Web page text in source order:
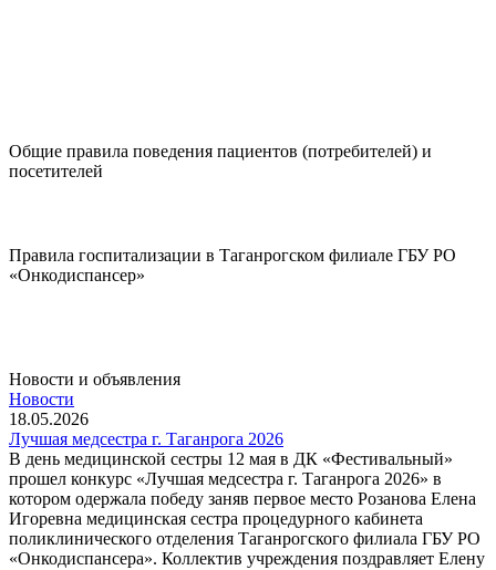
Общие правила поведения пациентов (потребителей) и
посетителей
Правила госпитализации в Таганрогском филиале ГБУ РО
«Онкодиспансер»
Новости и объявления
Новости
18.05.2026
Лучшая медсестра г. Таганрога 2026
В день медицинской сестры 12 мая в ДК «Фестивальный»
прошел конкурс «Лучшая медсестра г. Таганрога 2026» в
котором одержала победу заняв первое место Розанова Елена
Игоревна медицинская сестра процедурного кабинета
поликлинического отделения Таганрогского филиала ГБУ РО
«Онкодиспансера». Коллектив учреждения поздравляет Елену